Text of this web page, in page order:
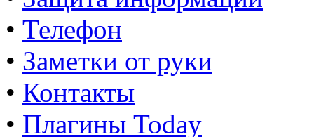
• Телефон
• Заметки от руки
• Контакты
• Плагины Today